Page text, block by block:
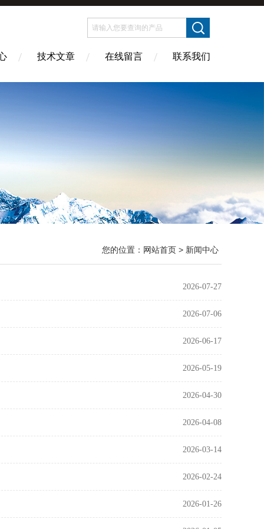
技术文章 在线留言 联系我们
您的位置： 网站首页 > 新闻中心
2026-07-27
2026-07-06
2026-06-17
2026-05-19
2026-04-30
2026-04-08
2026-03-14
2026-02-24
2026-01-26